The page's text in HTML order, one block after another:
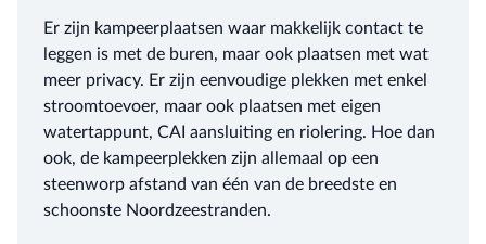
Er zijn kampeerplaatsen waar makkelijk contact te
leggen is met de buren, maar ook plaatsen met wat
meer privacy. Er zijn eenvoudige plekken met enkel
stroomtoevoer, maar ook plaatsen met eigen
watertappunt, CAI aansluiting en riolering. Hoe dan
ook, de kampeerplekken zijn allemaal op een
steenworp afstand van één van de breedste en
schoonste Noordzeestranden.